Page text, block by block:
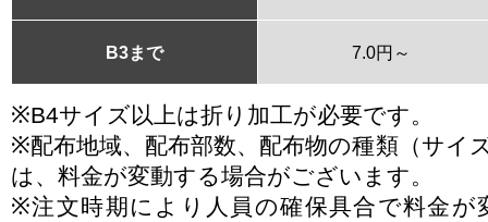
B3まで 7.0円～
※B4サイズ以上は折り加工が必要です。
※配布地域、配布部数、配布物の種類（サイ
は、料金が変動する場合がございます。
※注文時期により人員の確保具合で料金が